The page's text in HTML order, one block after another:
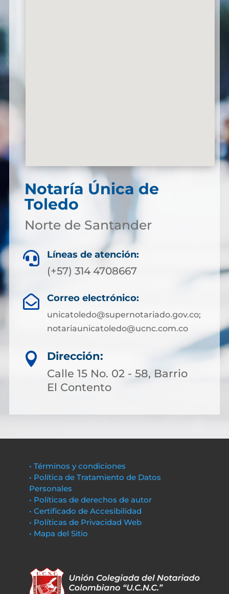
Notaría Única de
Toledo
Norte de Santander
 Líneas de atención:
(+57) 314 4708667
 Correo electrónico:
unicatoledo@supernotariado.gov.co;
notariaunicatoledo@ucnc.com.co

Dirección:
Calle 15 No. 02 - 58, Barrio
El Contento
• Términos y condiciones
• Política de Tratamiento de Datos
Personales
• Políticas de derechos de autor
• Certificado de Accesibilidad
• Políticas de Privacidad Web
• Mapa del Sitio